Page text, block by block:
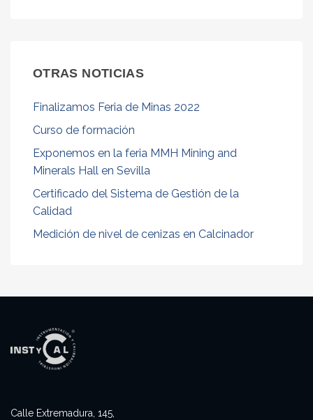
Solicitud de oferta
Chatea con nosotros
OTRAS NOTICIAS
Finalizamos Feria de Minas 2022
Curso de formación
Exponemos en la feria MMH Mining and
Minerals Hall en Sevilla
Certificado del Sistema de Gestión de la
Calidad
Medición de nivel de cenizas en Calcinador
Calle Extremadura, 145,